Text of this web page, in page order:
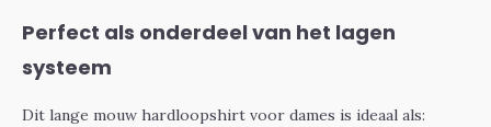
Perfect als onderdeel van het lagen
systeem
Dit lange mouw hardloopshirt voor dames is ideaal als: